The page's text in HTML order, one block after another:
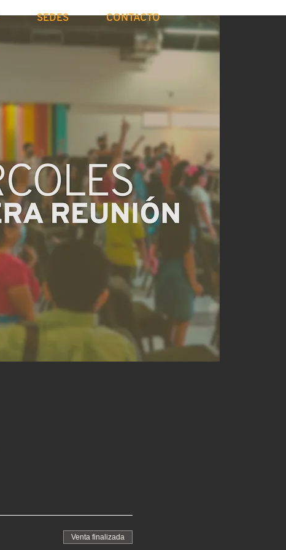
SEDES CONTACTO
Venta finalizada